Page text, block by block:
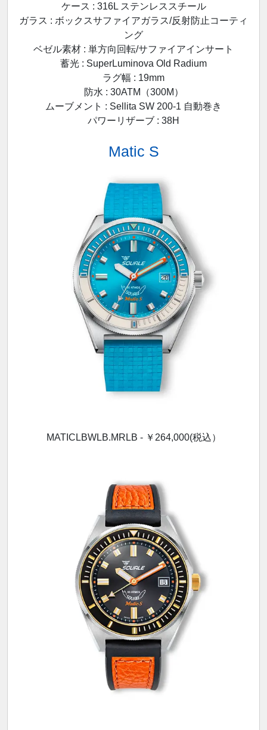
ケース : 316L ステンレススチール
ガラス : ボックスサファイアガラス/反射防止コーティ
ング
ベゼル素材 : 単方向回転/サファイアインサート
蓄光 : SuperLuminova Old Radium
ラグ幅 : 19mm
防水 : 30ATM（300M）
ムーブメント : Sellita SW 200-1 自動巻き
パワーリザーブ : 38H
Matic S
MATICLBWLB.MRLB - ￥264,000(税込）